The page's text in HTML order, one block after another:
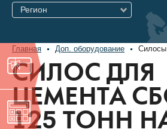
Регион
Главная Доп. оборудование
СИЛОС ДЛЯ
ЦЕМЕНТА
125 ТОНН